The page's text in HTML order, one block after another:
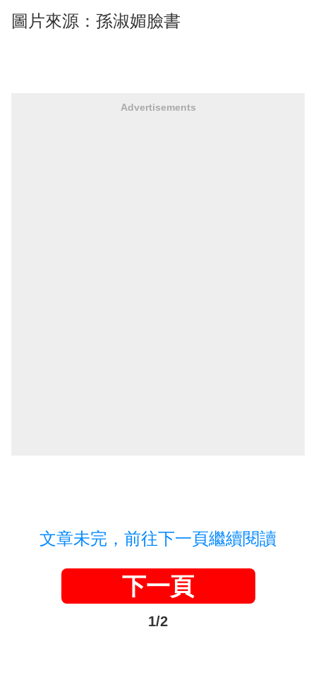
圖片來源：孫淑媚臉書
Advertisements
文章未完，前往下一頁繼續閱讀
下一頁
1/2